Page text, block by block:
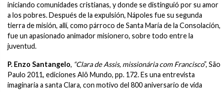
iniciando comunidades cristianas, y donde se distinguió por su amor
a los pobres. Después de la expulsión, Nápoles fue su segunda
tierra de misión, allí, como párroco de Santa María de la Consolación,
fue un apasionado animador misionero, sobre todo entre la
juventud.
P. Enzo Santangelo, “Clara de Assis, missionária com Francisco”, São
Paulo 2011, ediciones Alô Mundo, pp. 172. Es una entrevista
imaginaria a santa Clara, con motivo del 800 aniversario de vida